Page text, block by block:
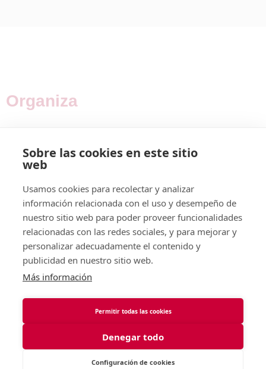
Organiza
Colabora
Sobre las cookies en este sitio
web
Usamos cookies para recolectar y analizar
información relacionada con el uso y desempeño de
nuestro sitio web para poder proveer funcionalidades
relacionadas con las redes sociales, y para mejorar y
personalizar adecuadamente el contenido y
publicidad en nuestro sitio web.
Más información
Permitir todas las cookies
Denegar todo
Configuración de cookies